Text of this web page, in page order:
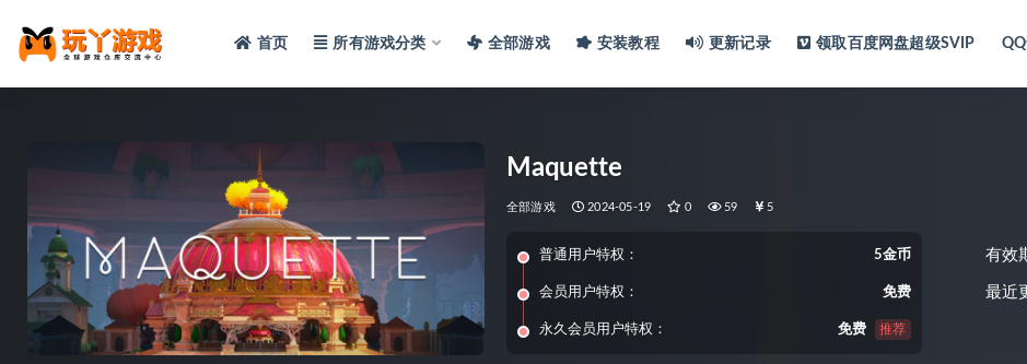
首页 所有游戏分类 全部游戏 安装教程 更新记录 领取百度网盘超级SVIP
Maquette
全部游戏 2024-05-19 0 59 5
普通用户特权： 5金币
会员用户特权： 免费
永久会员用户特权： 免费 推荐
有效
最近